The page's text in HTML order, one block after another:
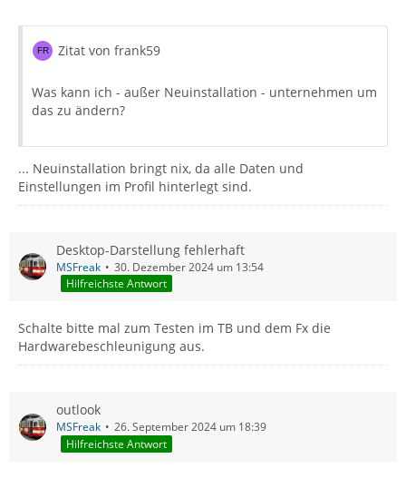
Zitat von frank59
Was kann ich - außer Neuinstallation - unternehmen um
das zu ändern?
... Neuinstallation bringt nix, da alle Daten und
Einstellungen im Profil hinterlegt sind.
Desktop-Darstellung fehlerhaft
MSFreak
30. Dezember 2024 um 13:54
Hilfreichste Antwort
Schalte bitte mal zum Testen im TB und dem Fx die
Hardwarebeschleunigung aus.
outlook
MSFreak
26. September 2024 um 18:39
Hilfreichste Antwort